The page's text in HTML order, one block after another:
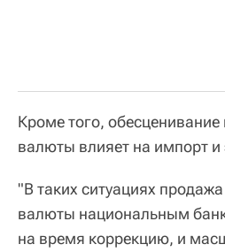
Кроме того,
валюты влияет на импорт и
"В таких ситуациях
валюты национальным
на время коррекцию, и